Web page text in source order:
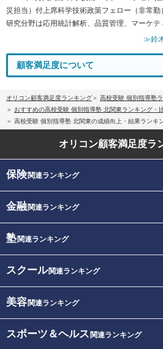
災担当）付上席科学技術政策フェロー（非常勤）
研究分野は応用統計解析、品質管理、マーケテ
≫鈴
顧客満足度について
オリコン顧客満足度ランキング
高校受験 個別指導塾
おすすめの高校受験 個別指導塾 北関東ランキング・
高校受験 個別指導塾 北関東の成績向上・結果ランキ
オリコン顧客満足度ラ
保険関連ランキング
金融関連ランキング
塾関連ランキング
スクール関連ランキング
美容関連ランキング
スポーツ＆ヘルス 関連ランキング